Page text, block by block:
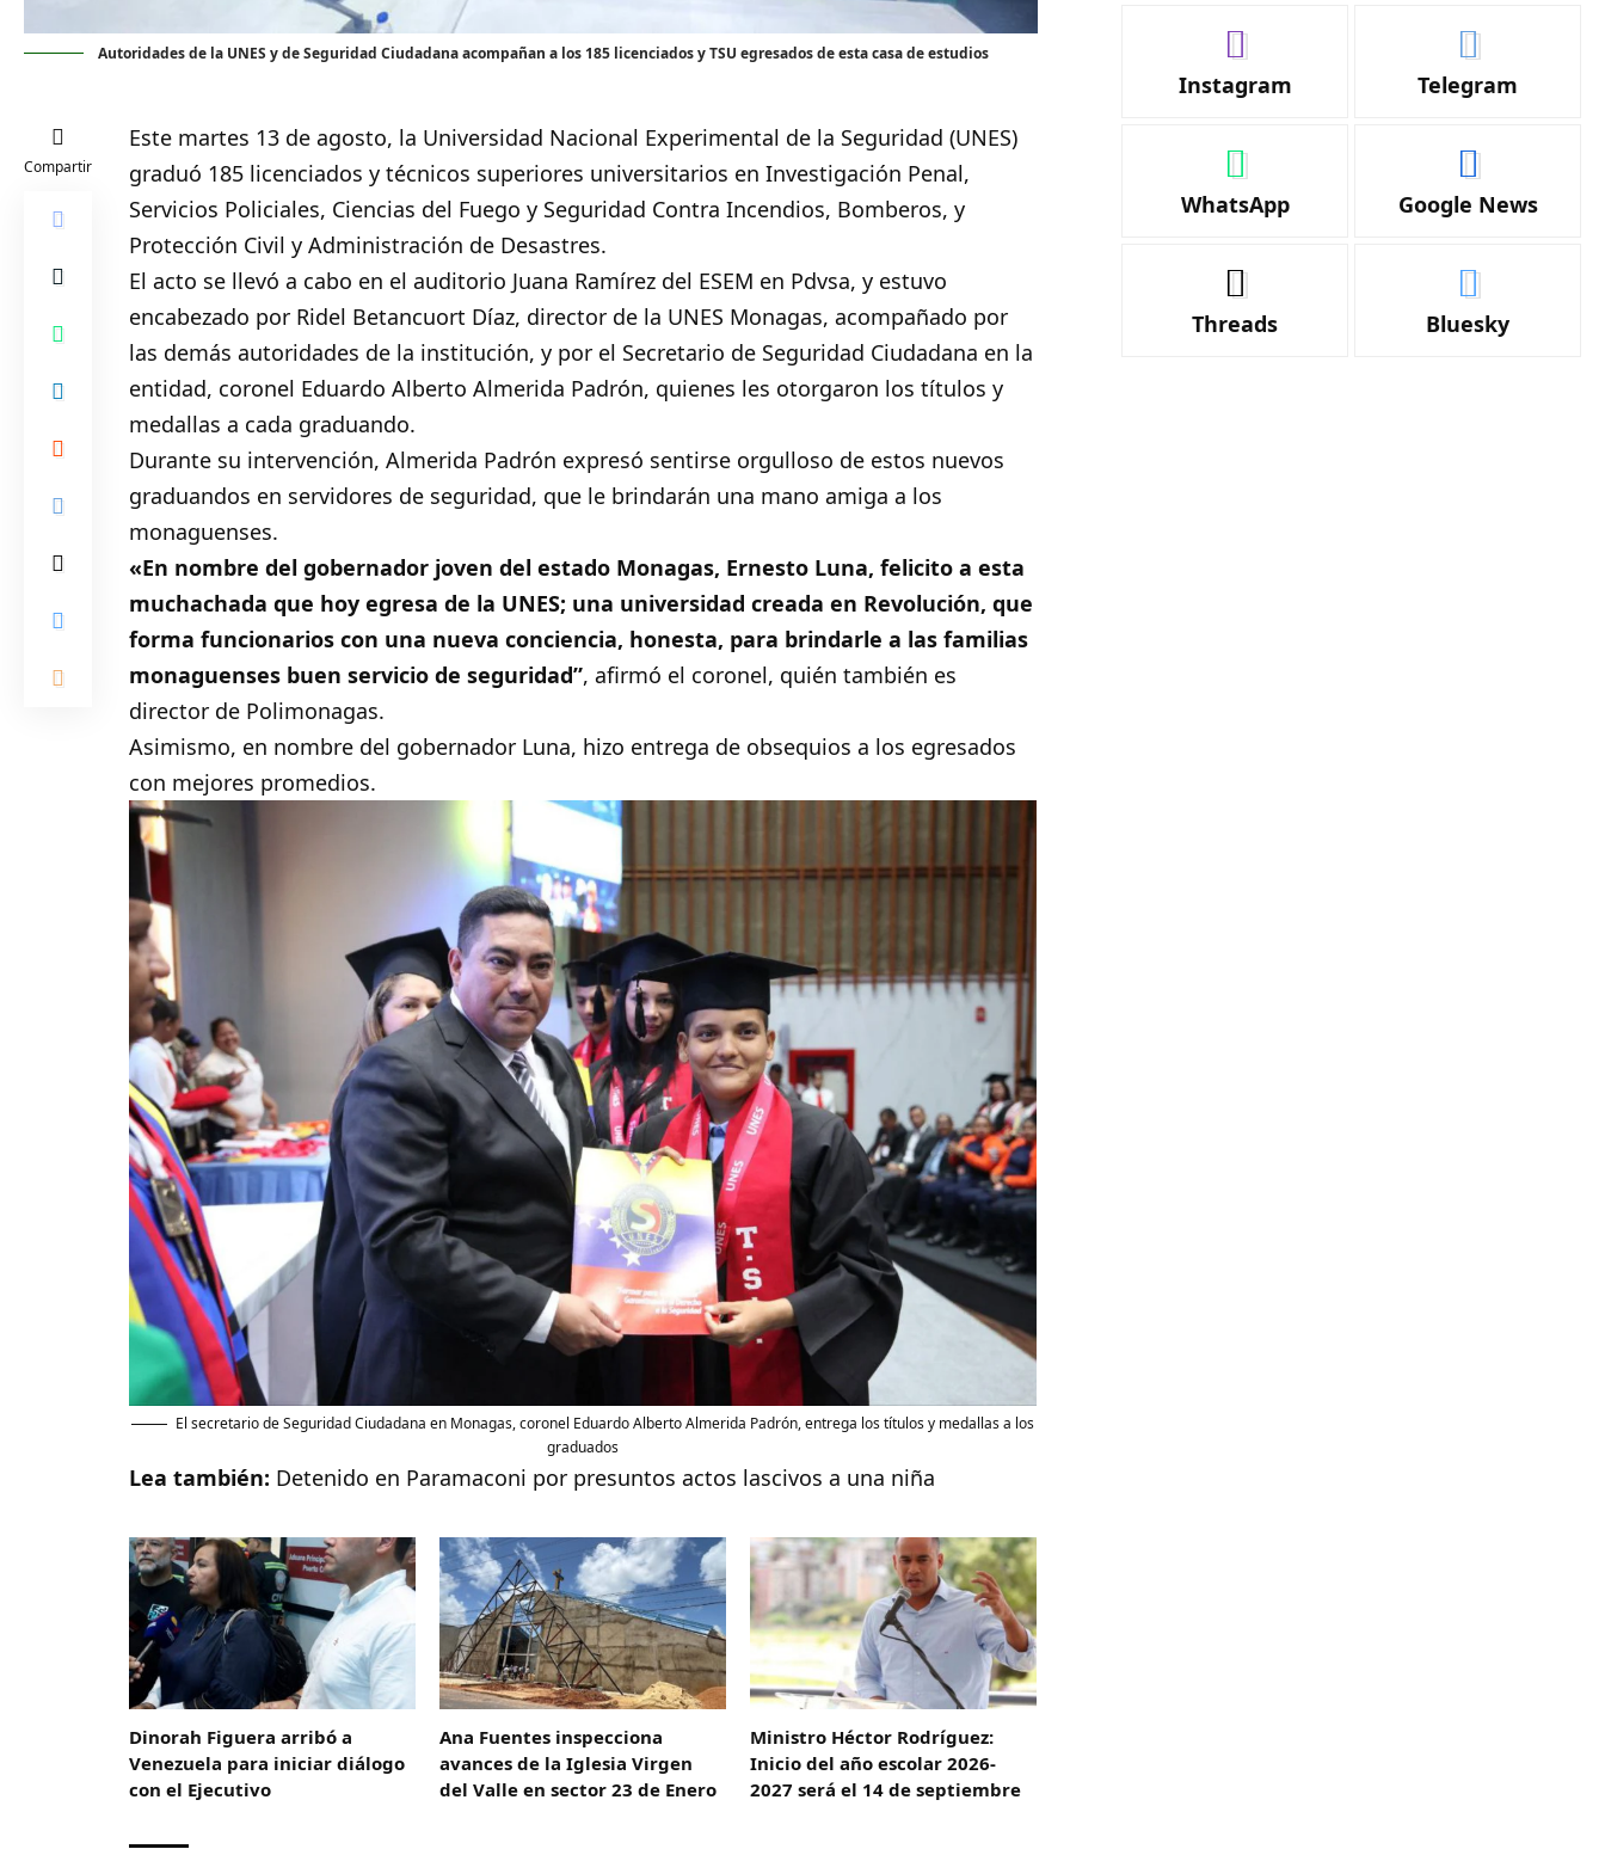
Autoridades de la UNES y de Seguridad Ciudadana acompañan a los 185 licenciados y TSU egresados de esta casa de estudios
Compartir
Este martes 13 de agosto, la Universidad Nacional Experimental de la Seguridad (UNES)
graduó 185 licenciados y técnicos superiores universitarios en Investigación Penal,
Servicios Policiales, Ciencias del Fuego y Seguridad Contra Incendios, Bomberos, y
Protección Civil y Administración de Desastres.
El acto se llevó a cabo en el auditorio Juana Ramírez del ESEM en Pdvsa, y estuvo
encabezado por Ridel Betancuort Díaz, director de la UNES Monagas, acompañado por
las demás autoridades de la institución, y por el Secretario de Seguridad Ciudadana en la
entidad, coronel Eduardo Alberto Almerida Padrón, quienes les otorgaron los títulos y
medallas a cada graduando.
Durante su intervención, Almerida Padrón expresó sentirse orgulloso de estos nuevos
graduandos en servidores de seguridad, que le brindarán una mano amiga a los
monaguenses.
«En nombre del gobernador joven del estado Monagas, Ernesto Luna, felicito a esta
muchachada que hoy egresa de la UNES; una universidad creada en Revolución, que
forma funcionarios con una nueva conciencia, honesta, para brindarle a las familias
monaguenses buen servicio de seguridad”, afirmó el coronel, quién también es
director de Polimonagas.
Asimismo, en nombre del gobernador Luna, hizo entrega de obsequios a los egresados
con mejores promedios.
El secretario de Seguridad Ciudadana en Monagas, coronel Eduardo Alberto Almerida Padrón, entrega los títulos y medallas a los
graduados
Lea también: Detenido en Paramaconi por presuntos actos lascivos a una niña
Dinorah Figuera arribó a
Venezuela para iniciar diálogo
con el Ejecutivo
Ana Fuentes inspecciona
avances de la Iglesia Virgen
del Valle en sector 23 de Enero
Ministro Héctor Rodríguez:
Inicio del año escolar 2026-
2027 será el 14 de septiembre
Instagram Telegram
WhatsApp Google News
Threads Bluesky